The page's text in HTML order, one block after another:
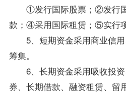
①发行国际股票；②发行
款；④采用国际租赁；⑤实行项
5、短期资金采用商业信用
筹集。
6、长期资金采用吸收投资
券、长期借款、融资租赁、留